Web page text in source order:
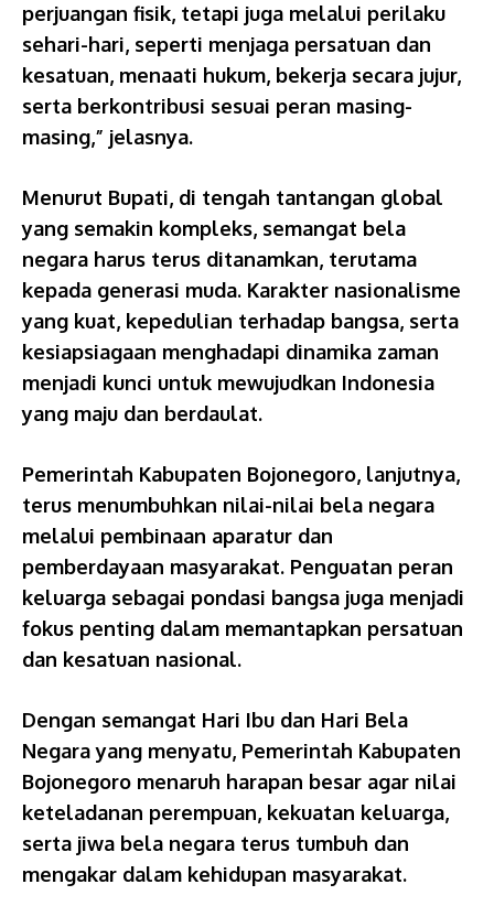
perjuangan fisik, tetapi juga melalui perilaku
sehari-hari, seperti menjaga persatuan dan
kesatuan, menaati hukum, bekerja secara jujur,
serta berkontribusi sesuai peran masing-
masing,” jelasnya.
Menurut Bupati, di tengah tantangan global
yang semakin kompleks, semangat bela
negara harus terus ditanamkan, terutama
kepada generasi muda. Karakter nasionalisme
yang kuat, kepedulian terhadap bangsa, serta
kesiapsiagaan menghadapi dinamika zaman
menjadi kunci untuk mewujudkan Indonesia
yang maju dan berdaulat.
Pemerintah Kabupaten Bojonegoro, lanjutnya,
terus menumbuhkan nilai-nilai bela negara
melalui pembinaan aparatur dan
pemberdayaan masyarakat. Penguatan peran
keluarga sebagai pondasi bangsa juga menjadi
fokus penting dalam memantapkan persatuan
dan kesatuan nasional.
Dengan semangat Hari Ibu dan Hari Bela
Negara yang menyatu, Pemerintah Kabupaten
Bojonegoro menaruh harapan besar agar nilai
keteladanan perempuan, kekuatan keluarga,
serta jiwa bela negara terus tumbuh dan
mengakar dalam kehidupan masyarakat.